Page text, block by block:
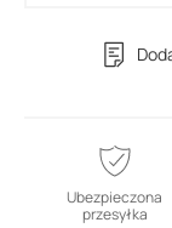
Ubezpieczona
przesyłka